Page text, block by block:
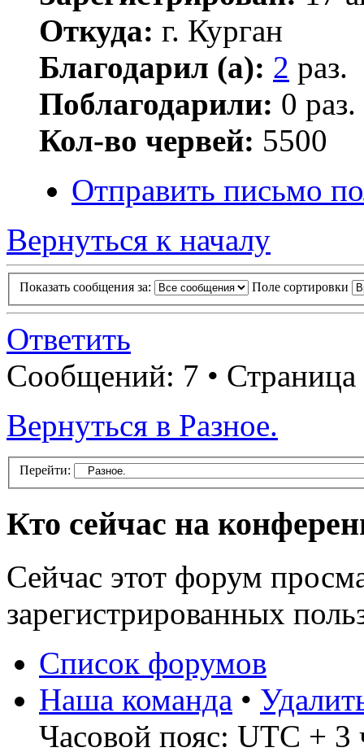
Откуда: г. Курган
Благодарил (а): 2 раз.
Поблагодарили: 0 раз.
Кол-во червей: 5500
Отправить письмо
Вернуться к началу
Показать сообщения за: Поле сортировки
Ответить
Сообщений: 7 • Страница
Вернуться в Разное.
Перейти:
Кто сейчас на
Сейчас этот форум
зарегистрированных
Список форумов
Наша команда •
Часовой пояс: UTC + 3